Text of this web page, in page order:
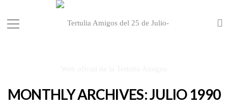
MONTHLY ARCHIVES: JULIO 1990